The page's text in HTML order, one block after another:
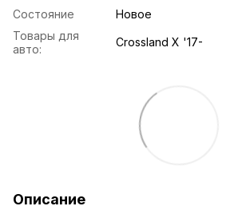
Состояние
Новое
Товары для
авто:
Crossland X '17-
Описание